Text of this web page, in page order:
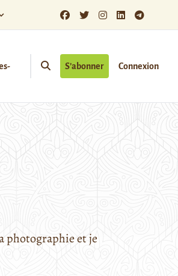
S’abonner Connexion
photographie et je